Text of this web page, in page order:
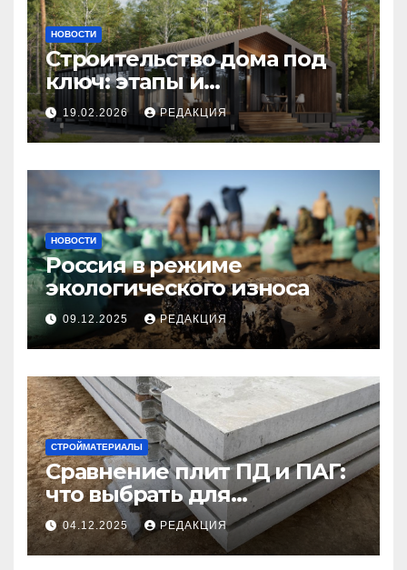
НОВОСТИ
Строительство дома под
ключ: этапы и
планирование бюджета
19.02.2026 РЕДАКЦИЯ
НОВОСТИ
Россия в режиме
экологического износа
09.12.2025 РЕДАКЦИЯ
СТРОЙМАТЕРИАЛЫ
Сравнение плит ПД и ПАГ:
что выбрать для
долговечного и прочного
покрытия
04.12.2025 РЕДАКЦИЯ